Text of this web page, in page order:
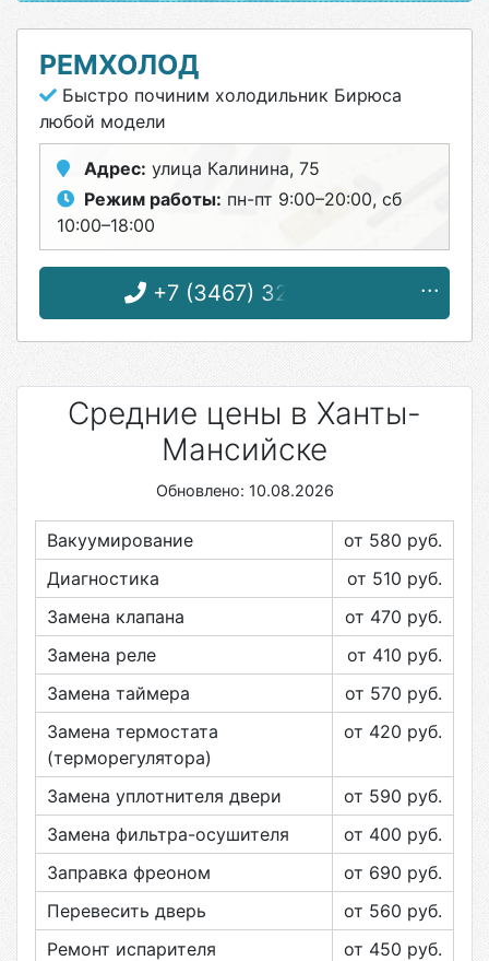
РЕМХОЛОД
Быстро починим холодильник Бирюса
любой модели
Адрес: улица Калинина, 75
Режим работы: пн-пт 9:00–20:00, сб
10:00–18:00
+7 (3467) 32-44-33
Средние цены в Ханты-
Мансийске
Обновлено: 10.08.2026
Вакуумирование от 580 руб.
Диагностика
от 510 руб.
Замена клапана
от 470 руб.
Замена реле
от 410 руб.
Замена таймера
от 570 руб.
Замена термостата
(терморегулятора)
от 420 руб.
Замена уплотнителя двери от 590 руб.
Замена фильтра-осушителя
от 400 руб.
Заправка фреоном
от 690 руб.
Перевесить дверь
от 560 руб.
Ремонт испарителя
от 450 руб.